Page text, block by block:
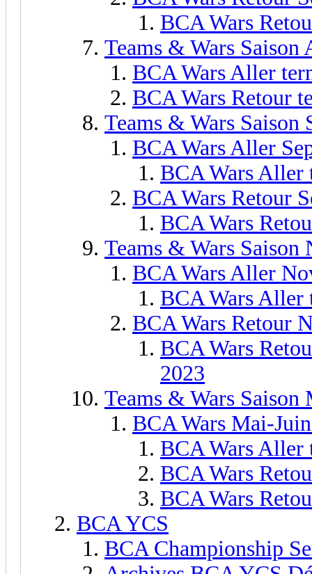
BCA Wars
Teams & Wars Saison
BCA Wars Aller
BCA Wars Retour
Teams & Wars Saison
BCA Wars Aller
BCA Wars Aller
BCA Wars Retour
BCA Wars
Teams & Wars Saison
BCA Wars Aller
BCA Wars Aller
BCA Wars Retour
BCA Wars
2023
Teams & Wars Saison
BCA Wars Mai-
BCA Wars Aller
BCA Wars
BCA Wars
BCA YCS
BCA Championship